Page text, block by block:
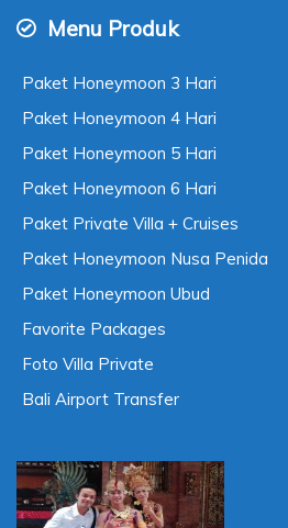
Menu Produk
Paket Honeymoon 3 Hari
Paket Honeymoon 4 Hari
Paket Honeymoon 5 Hari
Paket Honeymoon 6 Hari
Paket Private Villa + Cruises
Paket Honeymoon Nusa Penida
Paket Honeymoon Ubud
Favorite Packages
Foto Villa Private
Bali Airport Transfer